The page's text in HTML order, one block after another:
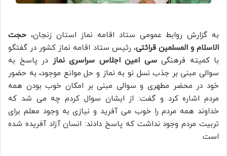
به گزارش روابط عمومی ستاد اقامه نماز استان زنجان، حجت
الاسلام و المسلمین قرائتی، رئیس ستاد اقامه نماز کشور در گفتگو
با کمیته فرهنگیسی امین اجلاس سراسری نماز در پاسخ به
سوالی مبنی بر جذب نسل نو به نماز و حل موانع موجود، به حضور
خود در محضر مطهری و سوالی مبنی بر امکان خوب بودن همه
مردم اشاره کرد و گفت: از ایشان سوال کردم چه می شد که
خداوند همه مردم را خوب می آفرید و نیازی به وجود معلم برای
تربیت مردم وجود نداشت که پاسخ دادند: انسان آزاد آفریده شده
است.